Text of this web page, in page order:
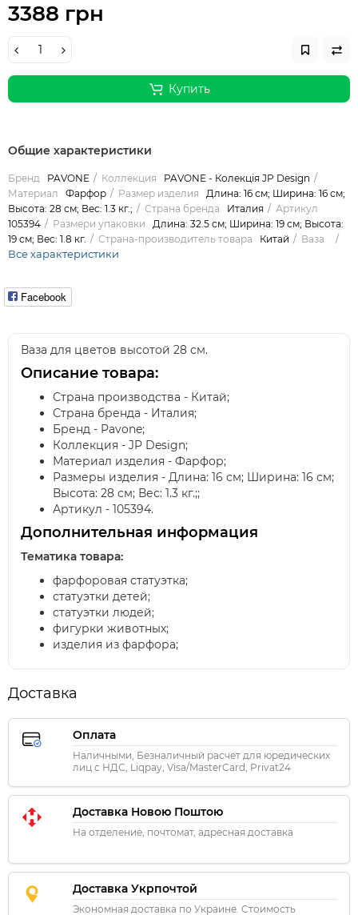
3388 грн
Купить
Общие характеристики
Бренд PAVONE Коллекция
PAVONE - Колекція JP Design
Материал
Фарфор Размер изделия
Длина: 16 см; Ширина: 16 см;
Высота: 28 см; Вес: 1.3 кг.;
Страна бренда Италия
Артикул
105394
Размери упаковки
Длина: 32.5 см; Ширина: 19 см; Высота:
19 см; Вес: 1.8 кг.
Страна-производитель товара Китай Ваза
Все характеристики
Facebook
Ваза для цветов высотой 28 см.
Описание товара:
Страна производства - Китай;
Страна бренда - Италия;
Бренд - Pavone;
Коллекция - JP Design;
Материал изделия - Фарфор;
Размеры изделия - Длина: 16 см; Ширина: 16 см;
Высота: 28 см; Вес: 1.3 кг.;;
Артикул - 105394.
Дополнительная информация
Тематика товара:
фарфоровая статуэтка;
статуэтки детей;
статуэтки людей;
фигурки животных;
изделия из фарфора;
Доставка
Оплата
Наличными, Безналичный расчет для юредических
лиц с НДС, Liqpay, Visa/MasterCard, Privat24
Доставка Новою Поштою
На отделение, почтомат, адресная доставка
Доставка Укрпочтой
Экономная доставка по Украине. Стоимость